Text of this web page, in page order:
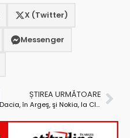
X (Twitter)
Messenger
ȘTIREA URMĂTOARE
Dacia, în Argeş, şi Nokia, la Cluj, au asigurat celor două judeţe creştere economică în plină recesiune